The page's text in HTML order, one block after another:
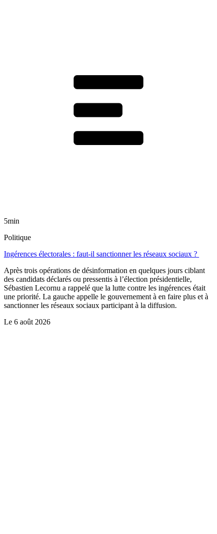
5min
Politique
Ingérences électorales : faut-il sanctionner les réseaux sociaux ?
Après trois opérations de désinformation en quelques jours ciblant
des candidats déclarés ou pressentis à l’élection présidentielle,
Sébastien Lecornu a rappelé que la lutte contre les ingérences était
une priorité. La gauche appelle le gouvernement à en faire plus et à
sanctionner les réseaux sociaux participant à la diffusion.
Le 6 août 2026